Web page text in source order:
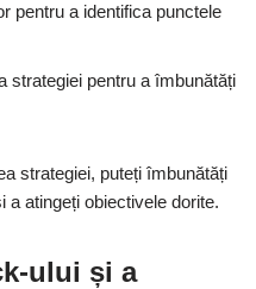
pentru a identifica punctele
strategiei pentru a îmbunătăți
strategiei, puteți îmbunătăți
a atingeți obiectivele dorite.
ului și a